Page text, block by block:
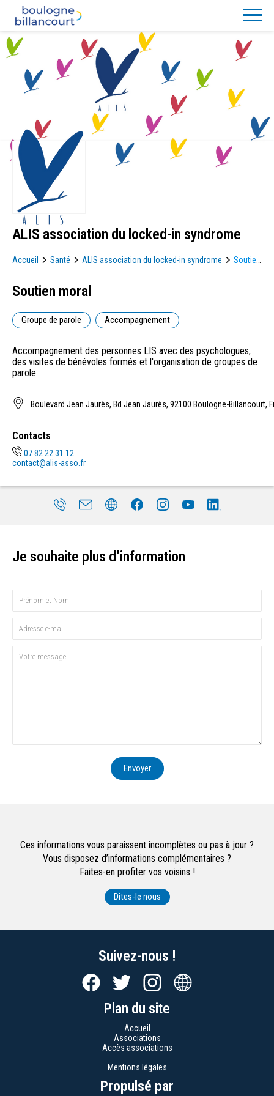
ALIS association du locked-in syndrome
Accueil Santé ALIS association du locked-in syndrome
Soutien
Soutien moral
Groupe de parole Accompagnement
Accompagnement des personnes LIS avec des psychologues,
des visites de bénévoles formés et l'organisation de groupes de
parole
Boulevard Jean Jaurès, Bd Jean Jaurès, 92100 Boulogne-Billancourt,
Contacts
07 82 22 31 12
contact@alis-asso.fr
Je souhaite plus d’information
Envoyer
Ces informations vous paraissent incomplètes ou pas à jour ?
Vous disposez d’informations complémentaires ?
Faites-en profiter vos voisins !
Dites-le nous
Suivez-nous !
Plan du site
Accueil
Associations
Accès associations
Mentions légales
Propulsé par